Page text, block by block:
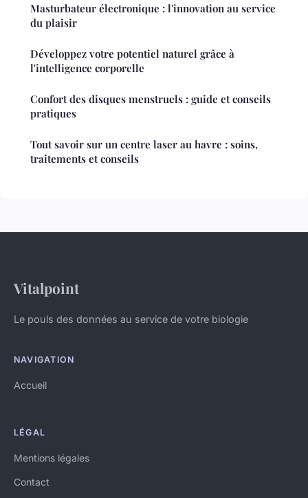
Masturbateur électronique : l'innovation au service
du plaisir
Développez votre potentiel naturel grâce à
l'intelligence corporelle
Confort des disques menstruels : guide et conseils
pratiques
Tout savoir sur un centre laser au havre : soins,
traitements et conseils
Vitalpoint
Le pouls des données au service de votre biologie
NAVIGATION
Accueil
LÉGAL
Mentions légales
Contact